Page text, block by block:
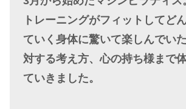
トレーニングがフィットしてど
ていく身体に驚いて楽しんでい
対する考え方、心の持ち様まで
ていきました。